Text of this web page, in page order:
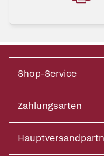
Shop-Service
Zahlungsarten